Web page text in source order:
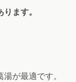
ます。
が最適です。